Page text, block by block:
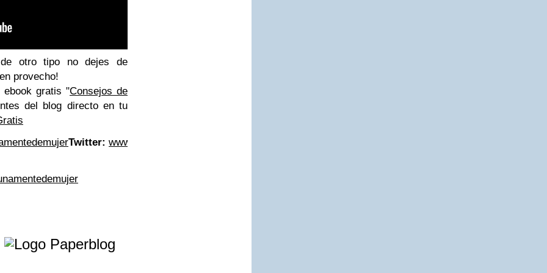
otro tipo no dejes de
provecho!
gratis "Consejos de
del blog directo en tu
Twitter: www.twitter.com/unamentedemujer